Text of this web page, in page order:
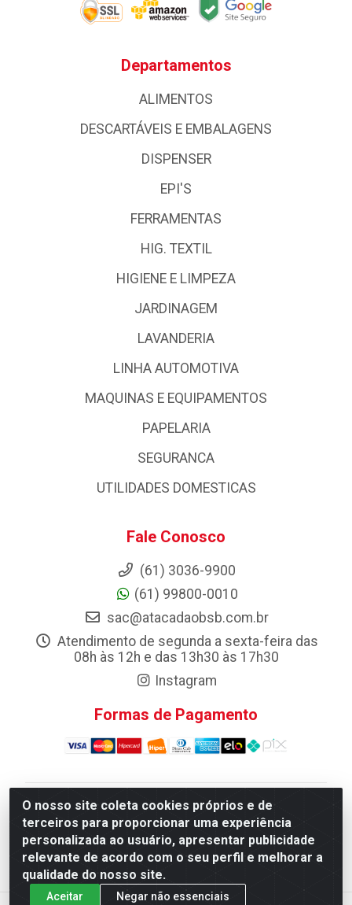
O nosso site coleta cookies próprios e de
terceiros para proporcionar uma experiência
personalizada ao usuário, apresentar publicidade
relevante de acordo com o seu perfil e melhorar a
qualidade do nosso site.
Aceitar Negar não essenciais
Departamentos
ALIMENTOS
DESCARTÁVEIS E EMBALAGENS
DISPENSER
EPI'S
FERRAMENTAS
HIG. TEXTIL
HIGIENE E LIMPEZA
JARDINAGEM
LAVANDERIA
LINHA AUTOMOTIVA
MAQUINAS E EQUIPAMENTOS
PAPELARIA
SEGURANCA
UTILIDADES DOMESTICAS
Fale Conosco
(61) 3036-9900
(61) 99800-0010
sac@atacadaobsb.com.br
Atendimento de segunda a sexta-feira das
08h às 12h e das 13h30 às 17h30
Instagram
Formas de Pagamento
Atacadao da Limpeza F. Pereira Queiroz Comercio e
Distribuicao LTDA - Quadra Qi 10 Lotes 39 e, 41 - Setor
Industrial (Taguatinga), Brasília/DF - CEP 72.135-100 -
CNPJ 13.184.675/0001-80